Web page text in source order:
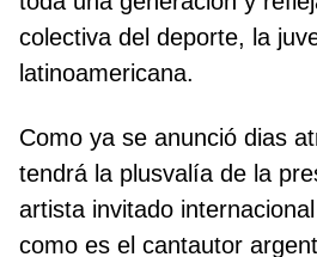
colectiva del deporte, la
latinoamericana.
Como ya se anunció dias
tendrá la plusvalía de la
artista invitado
como es el cantautor